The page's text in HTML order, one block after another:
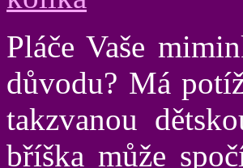
Pláče Vaše
důvodu? Má
takzvanou
bříška může